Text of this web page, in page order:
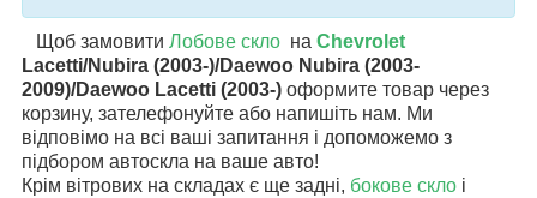
Щоб замовити Лобове скло на Chevrolet
Lacetti/Nubira (2003-)/Daewoo Nubira (2003-
2009)/Daewoo Lacetti (2003-) оформите товар через
корзину, зателефонуйте або напишіть нам. Ми
відповімо на всі ваші запитання і допоможемо з
підбором автоскла на ваше авто!
Крім вітрових на складах є ще задні, бокове скло і